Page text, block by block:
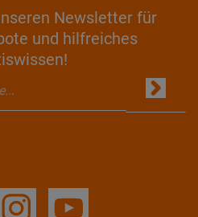
Newsletter für
und hilfreiches